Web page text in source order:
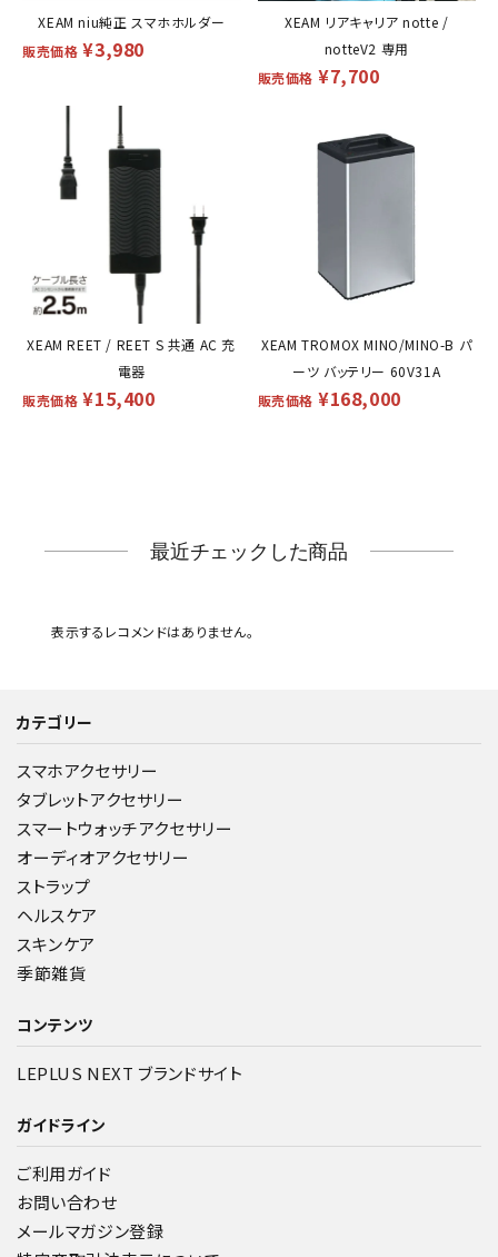
XEAM niu純正 スマホホルダー
販売価格 ¥3,980
XEAM リアキャリア notte /
notteV2 専用
販売価格 ¥7,700
XEAM REET / REET S 共通 AC 充
電器
販売価格 ¥15,400
XEAM TROMOX MINO/MINO-B パ
ーツ バッテリー 60V31A
販売価格 ¥168,000
最近チェックした商品
表示するレコメンドはありません。
カテゴリー
スマホアクセサリー
タブレットアクセサリー
スマートウォッチアクセサリー
オーディオアクセサリー
ストラップ
ヘルスケア
スキンケア
季節雑貨
コンテンツ
LEPLUS NEXT ブランドサイト
ガイドライン
ご利用ガイド
お問い合わせ
メールマガジン登録